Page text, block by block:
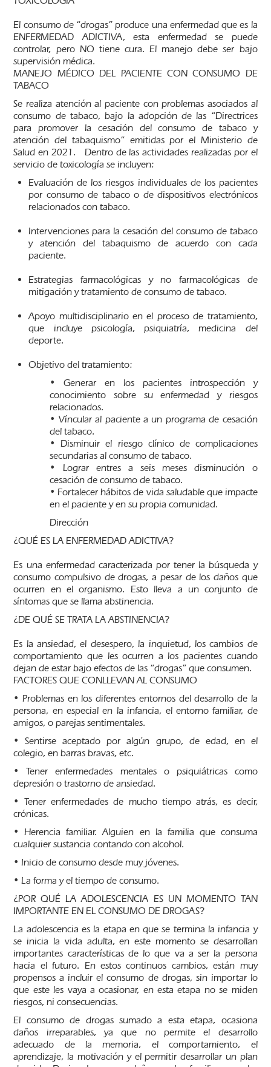
El consumo de “drogas” produce una enfermedad que es la
ENFERMEDAD ADICTIVA, esta enfermedad se puede
controlar, pero NO tiene cura. El manejo debe ser bajo
supervisión médica.
MANEJO MÉDICO DEL PACIENTE CON CONSUMO DE
TABACO
Se realiza atención al paciente con problemas asociados al
consumo de tabaco, bajo la adopción de las “Directrices
para promover la cesación del consumo de tabaco y
atención del tabaquismo” emitidas por el Ministerio de
Salud en 2021. Dentro de las actividades realizadas por el
servicio de toxicología se incluyen:
Evaluación de los riesgos individuales de los pacientes
por consumo de tabaco o de dispositivos electrónicos
relacionados con tabaco.
Intervenciones para la cesación del consumo de tabaco
y atención del tabaquismo de acuerdo con cada
paciente.
Estrategias farmacológicas y no farmacológicas de
mitigación y tratamiento de consumo de tabaco.
Apoyo multidisciplinario en el proceso de tratamiento,
que incluye psicología, psiquiatría, medicina del
deporte.
Objetivo del tratamiento:
• Generar en los pacientes introspección y
conocimiento sobre su enfermedad y riesgos
relacionados.
• Víncular al paciente a un programa de cesación
del tabaco.
• Disminuir el riesgo clínico de complicaciones
secundarias al consumo de tabaco.
• Lograr entres a seis meses disminución o
cesación de consumo de tabaco.
• Fortalecer hábitos de vida saludable que impacte
en el paciente y en su propia comunidad.
Dirección
¿QUÉ ES LA ENFERMEDAD ADICTIVA?
Es una enfermedad caracterizada por tener la búsqueda y
consumo compulsivo de drogas, a pesar de los daños que
ocurren en el organismo. Esto lleva a un conjunto de
síntomas que se llama abstinencia.
¿DE QUÉ SE TRATA LA ABSTINENCIA?
Es la ansiedad, el desespero, la inquietud, los cambios de
comportamiento que les ocurren a los pacientes cuando
dejan de estar bajo efectos de las “drogas” que consumen.
FACTORES QUE CONLLEVAN AL CONSUMO
• Problemas en los diferentes entornos del desarrollo de la
persona, en especial en la infancia, el entorno familiar, de
amigos, o parejas sentimentales.
• Sentirse aceptado por algún grupo, de edad, en el
colegio, en barras bravas, etc.
• Tener enfermedades mentales o psiquiátricas como
depresión o trastorno de ansiedad.
• Tener enfermedades de mucho tiempo atrás, es decir,
crónicas.
• Herencia familiar. Alguien en la familia que consuma
cualquier sustancia contando con alcohol.
• Inicio de consumo desde muy jóvenes.
• La forma y el tiempo de consumo.
¿POR QUÉ LA ADOLESCENCIA ES UN MOMENTO TAN
IMPORTANTE EN EL CONSUMO DE DROGAS?
La adolescencia es la etapa en que se termina la infancia y
se inicia la vida adulta, en este momento se desarrollan
importantes características de lo que va a ser la persona
hacia el futuro. En estos continuos cambios, están muy
propensos a incluir el consumo de drogas, sin importar lo
que este les vaya a ocasionar, en esta etapa no se miden
riesgos, ni consecuencias.
El consumo de drogas sumado a esta etapa, ocasiona
daños irreparables, ya que no permite el desarrollo
adecuado de la memoria, el comportamiento, el
aprendizaje, la motivación y el permitir desarrollar un plan